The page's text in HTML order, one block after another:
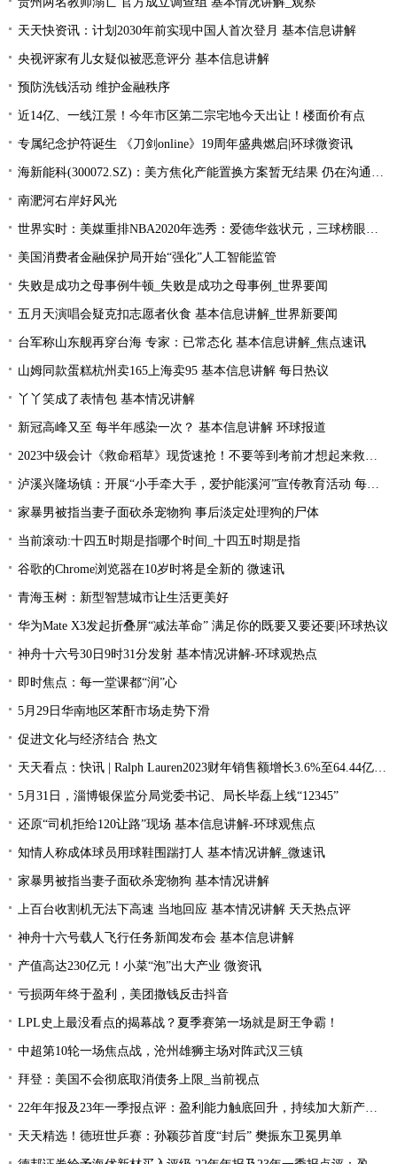
天天快资讯：计划2030年前实现中国人首次登月 基本信息讲解
央视评家有儿女疑似被恶意评分 基本信息讲解
预防洗钱活动 维护金融秩序
近14亿、一线江景！今年市区第二宗宅地今天出让！楼面价有点
专属纪念护符诞生 《刀剑online》19周年盛典燃启|环球微资讯
海新能科(300072.SZ)：美方焦化产能置换方案暂无结果 仍在沟通过程中|环球观点
南淝河右岸好风光
世界实时：美媒重排NBA2020年选秀：爱德华兹状元，三球榜眼，哈里伯顿探花
美国消费者金融保护局开始“强化”人工智能监管
失败是成功之母事例牛顿_失败是成功之母事例_世界要闻
五月天演唱会疑克扣志愿者伙食 基本信息讲解_世界新要闻
台军称山东舰再穿台海 专家：已常态化 基本信息讲解_焦点速讯
山姆同款蛋糕杭州卖165上海卖95 基本信息讲解 每日热议
丫丫笑成了表情包 基本情况讲解
新冠高峰又至 每半年感染一次？ 基本信息讲解 环球报道
2023中级会计《救命稻草》现货速抢！不要等到考前才想起来救命稻草！
泸溪兴隆场镇：开展“小手牵大手，爱护能溪河”宣传教育活动 每日速读
家暴男被指当妻子面砍杀宠物狗 事后淡定处理狗的尸体
当前滚动:十四五时期是指哪个时间_十四五时期是指
谷歌的Chrome浏览器在10岁时将是全新的 微速讯
青海玉树：新型智慧城市让生活更美好
华为Mate X3发起折叠屏“减法革命” 满足你的既要又要还要|环球热议
神舟十六号30日9时31分发射 基本情况讲解-环球观热点
即时焦点：每一堂课都“润”心
5月29日华南地区苯酐市场走势下滑
促进文化与经济结合 热文
天天看点：快讯 | Ralph Lauren2023财年销售额增长3.6%至64.44亿美元
5月31日，淄博银保监分局党委书记、局长毕磊上线“12345”
还原“司机拒给120让路”现场 基本信息讲解-环球观焦点
知情人称成体球员用球鞋围踹打人 基本情况讲解_微速讯
家暴男被指当妻子面砍杀宠物狗 基本情况讲解
上百台收割机无法下高速 当地回应 基本情况讲解 天天热点评
神舟十六号载人飞行任务新闻发布会 基本信息讲解
产值高达230亿元！小菜“泡”出大产业 微资讯
亏损两年终于盈利，美团撒钱反击抖音
LPL史上最没看点的揭幕战？夏季赛第一场就是厨王争霸！
中超第10轮一场焦点战，沧州雄狮主场对阵武汉三镇
拜登：美国不会彻底取消债务上限_当前视点
22年年报及23年一季报点评：盈利能力触底回升，持续加大新产品研发
天天精选！德班世乒赛：孙颖莎首度“封后” 樊振东卫冕男单